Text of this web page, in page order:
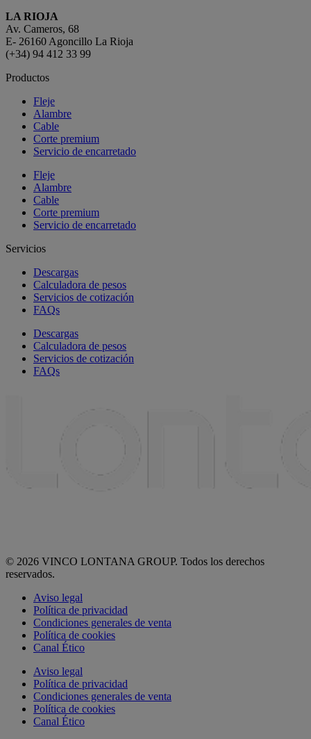
LA RIOJA
Av. Cameros, 68
E- 26160 Agoncillo La Rioja
(+34) 94 412 33 99
Productos
Fleje
Alambre
Cable
Corte premium
Servicio de encarretado
Fleje
Alambre
Cable
Corte premium
Servicio de encarretado
Servicios
Descargas
Calculadora de pesos
Servicios de cotización
FAQs
Descargas
Calculadora de pesos
Servicios de cotización
FAQs
© 2026 VINCO LONTANA GROUP. Todos los derechos
reservados.
Aviso legal
Política de privacidad
Condiciones generales de venta
Política de cookies
Canal Ético
Aviso legal
Política de privacidad
Condiciones generales de venta
Política de cookies
Canal Ético